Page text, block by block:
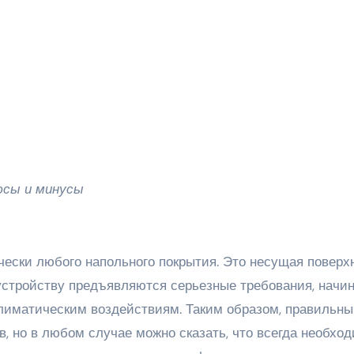
и минусы
любого напольного покрытия. Это несущая
предъявляются серьезные требования,
воздействиям. Таким образом,
но в любом случае можно сказать, что всегда